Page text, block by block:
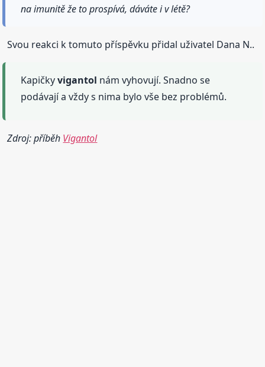
na imunitě že to prospívá, dáváte i v létě?
Svou reakci k tomuto příspěvku přidal uživatel Dana N..
Kapičkyvigantol nám vyhovují. Snadno se
podávají a vždy s nima bylo vše bez problémů.
Zdroj: příběh Vigantol